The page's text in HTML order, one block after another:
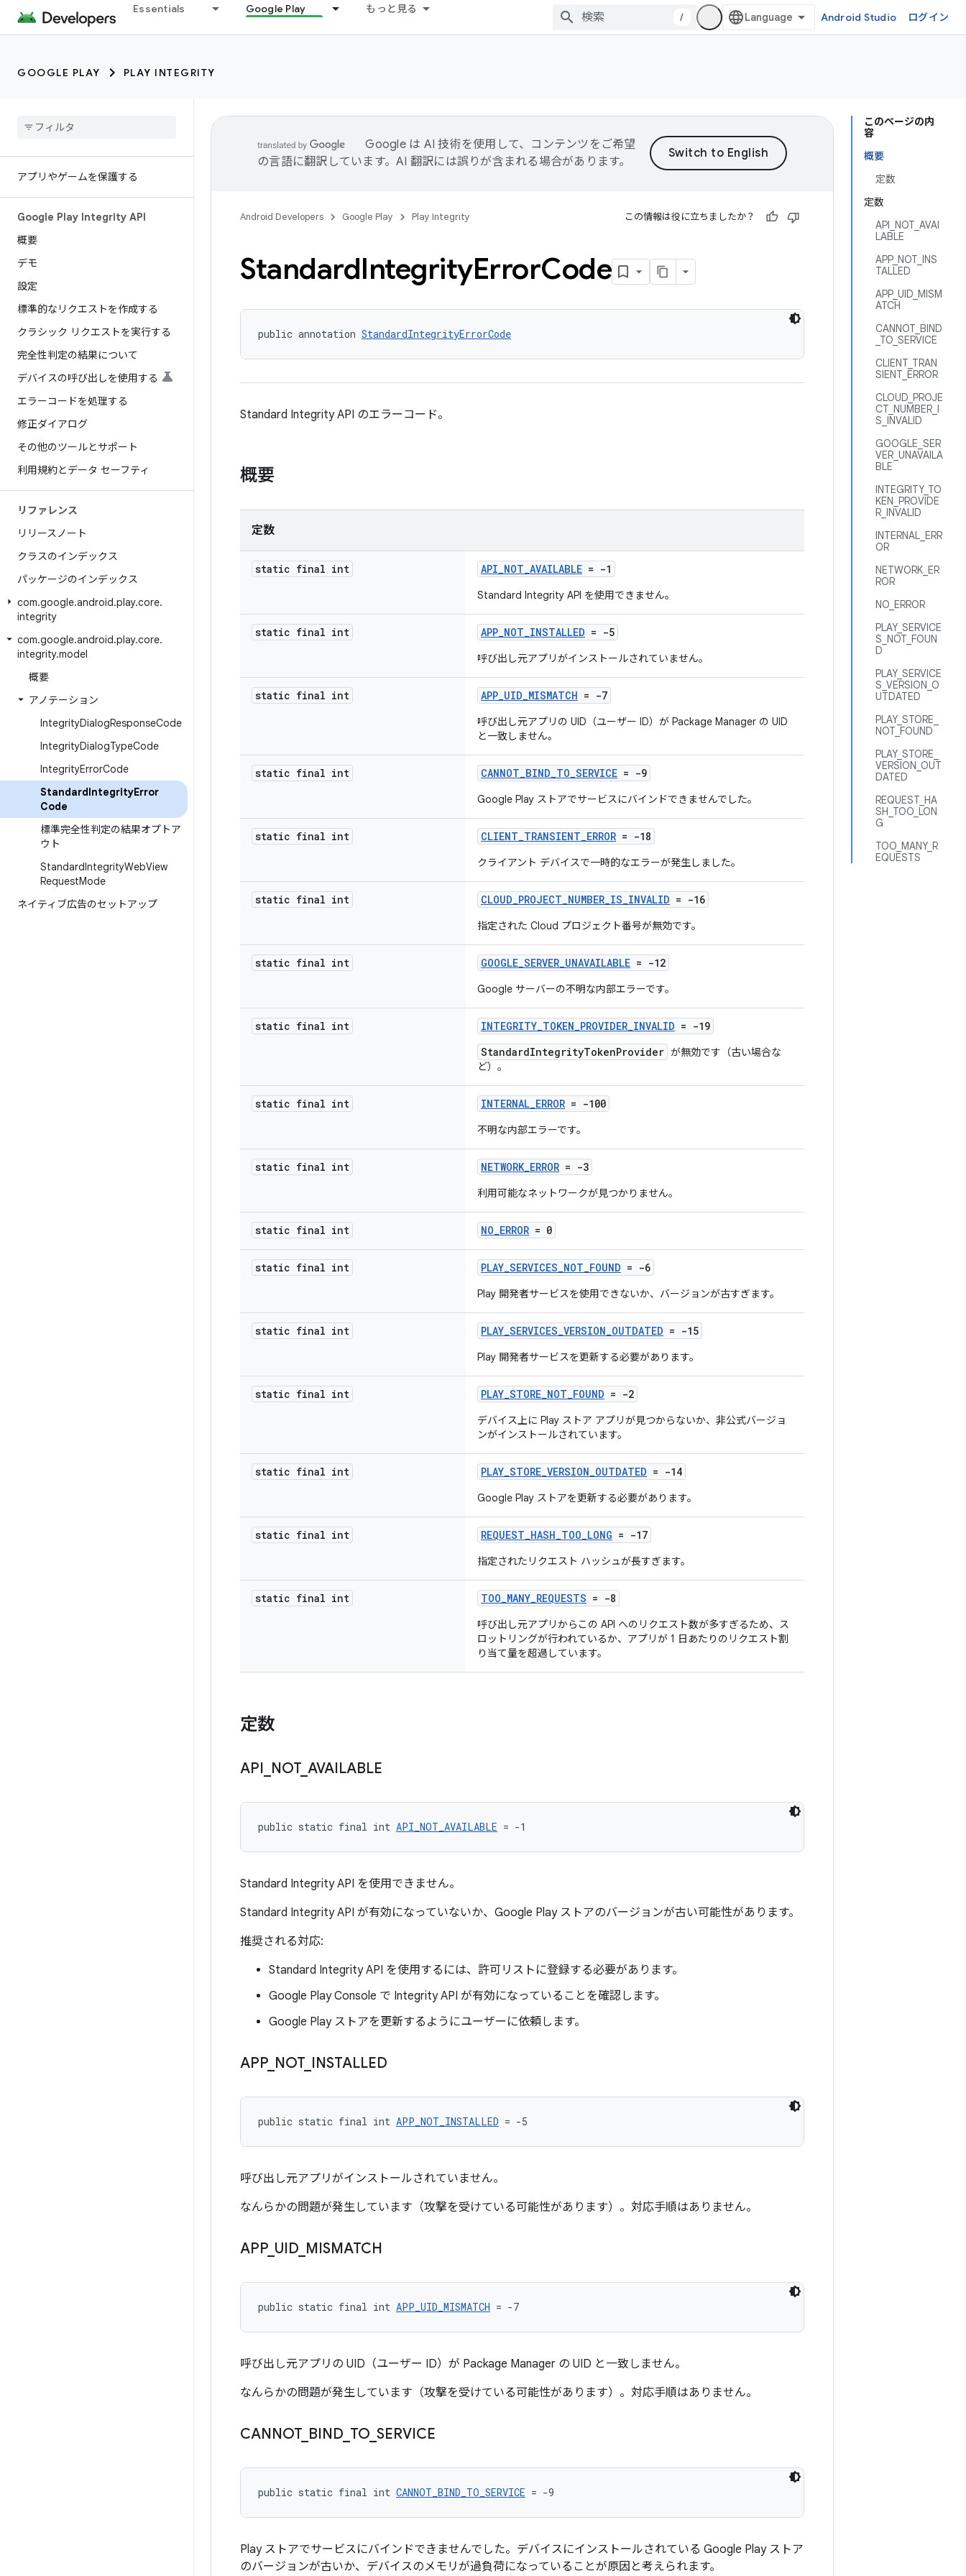
Essentials Google Play もっと見る
/ Android Studio ログイン
GOOGLE PLAY PLAY INTEGRITY
アプリやゲームを保護する
Google Play Integrity API
概要
デモ
設定
標準的なリクエストを作成する
クラシック リクエストを実行する
完全性判定の結果について
デバイスの呼び出しを使用する
エラーコードを処理する
修正ダイアログ
その他のツールとサポート
利用規約とデータ セーフティ
リファレンス
リリースノート
クラスのインデックス
パッケージのインデックス
com.google.android.play.core.
integrity
com.google.android.play.core.
integrity.model
概要
アノテーション
IntegrityDialogResponseCode
IntegrityDialogTypeCode
IntegrityErrorCode
StandardIntegrityError
Code
標準完全性判定の結果オプトア
ウト
StandardIntegrityWebView
RequestMode
ネイティブ広告のセットアップ
このページの内
容
概要
定数
定数
API_NOT_AVAI
LABLE
APP_NOT_INS
TALLED
APP_UID_MISM
ATCH
CANNOT_BIND
_TO_SERVICE
CLIENT_TRAN
SIENT_ERROR
CLOUD_PROJE
CT_NUMBER_I
S_INVALID
GOOGLE_SER
VER_UNAVAILA
BLE
INTEGRITY_TO
KEN_PROVIDE
R_INVALID
INTERNAL_ERR
OR
NETWORK_ER
ROR
NO_ERROR
PLAY_SERVICE
S_NOT_FOUN
D
PLAY_SERVICE
S_VERSION_O
UTDATED
PLAY_STORE_
NOT_FOUND
PLAY_STORE_
VERSION_OUT
DATED
REQUEST_HA
SH_TOO_LON
G
TOO_MANY_R
EQUESTS
Google は AI 技術を使用して、コンテンツをご希望
の言語に翻訳しています。AI 翻訳には誤りが含まれる場合があります。
Android Developers Google Play Play Integrity この情報は役に立ちましたか？
StandardIntegrityErrorCode
public annotation StandardIntegrityErrorCode
Standard Integrity API のエラーコード。
概要
定数
static final int API_NOT_AVAILABLE = -1
Standard Integrity API を使用できません。
static final int APP_NOT_INSTALLED = -5
呼び出し元アプリがインストールされていません。
static final int APP_UID_MISMATCH = -7
呼び出し元アプリの UID（ユーザー ID）が Package Manager の UID
と一致しません。
static final int CANNOT_BIND_TO_SERVICE = -9
Google Play ストアでサービスにバインドできませんでした。
static final int CLIENT_TRANSIENT_ERROR = -18
クライアント デバイスで一時的なエラーが発生しました。
static final int CLOUD_PROJECT_NUMBER_IS_INVALID = -16
指定された Cloud プロジェクト番号が無効です。
static final int GOOGLE_SERVER_UNAVAILABLE = -12
Google サーバーの不明な内部エラーです。
static final int INTEGRITY_TOKEN_PROVIDER_INVALID = -19
StandardIntegrityTokenProvider が無効です（古い場合な
ど）。
static final int INTERNAL_ERROR = -100
不明な内部エラーです。
static final int NETWORK_ERROR = -3
利用可能なネットワークが見つかりません。
static final int NO_ERROR = 0
static final int PLAY_SERVICES_NOT_FOUND = -6
Play 開発者サービスを使用できないか、バージョンが古すぎます。
static final int PLAY_SERVICES_VERSION_OUTDATED = -15
Play 開発者サービスを更新する必要があります。
static final int PLAY_STORE_NOT_FOUND = -2
デバイス上に Play ストア アプリが見つからないか、非公式バージョ
ンがインストールされています。
static final int PLAY_STORE_VERSION_OUTDATED = -14
Google Play ストアを更新する必要があります。
static final int REQUEST_HASH_TOO_LONG = -17
指定されたリクエスト ハッシュが長すぎます。
static final int TOO_MANY_REQUESTS = -8
呼び出し元アプリからこの API へのリクエスト数が多すぎるため、ス
ロットリングが行われているか、アプリが 1 日あたりのリクエスト割
り当て量を超過しています。
定数
API NOT_ AVAILABLE
public static final int API_NOT_AVAILABLE = -1
Standard Integrity API を使用できません。
Standard Integrity API が有効になっていないか、Google Play ストアのバージョンが古い可能性があります。
推奨される対応:
Standard Integrity API を使用するには、許可リストに登録する必要があります。
Google Play Console で Integrity API が有効になっていることを確認します。
Google Play ストアを更新するようにユーザーに依頼します。
APP_ NOT_ INSTALLED
public static final int APP_NOT_INSTALLED = -5
呼び出し元アプリがインストールされていません。
なんらかの問題が発生しています（攻撃を受けている可能性があります）。対応手順はありません。
APP_ UID MISMATCH
public static final int APP_UID_MISMATCH = -7
呼び出し元アプリの UID（ユーザー ID）が Package Manager の UID と一致しません。
なんらかの問題が発生しています（攻撃を受けている可能性があります）。対応手順はありません。
CANNOT_ BIND TO SERVICE
public static final int CANNOT_BIND_TO_SERVICE = -9
Play ストアでサービスにバインドできませんでした。デバイスにインストールされている Google Play ストア
のバージョンが古いか、デバイスのメモリが過負荷になっていることが原因と考えられます。